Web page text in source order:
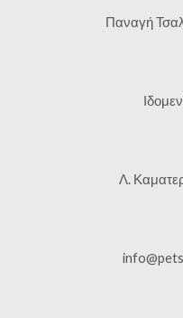
Παναγή
Λ.